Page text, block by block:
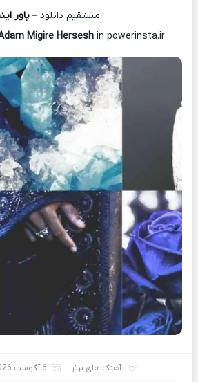
مستقیم دانلود – پاور
Migire Herseshin powerinsta.ir
آهنگ های برتر 6 آگوست 2026